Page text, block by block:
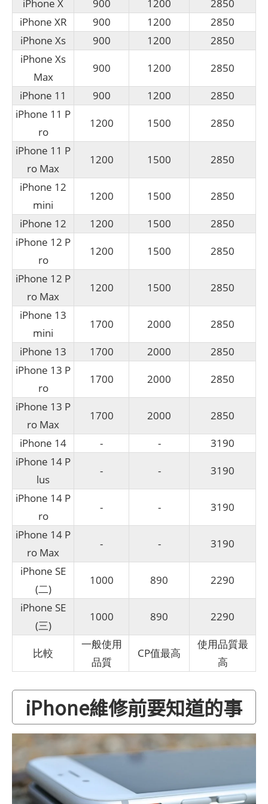
iPhone X
900 1200
2850
iPhone XR
900 1200
2850
iPhone Xs
900 1200
2850
iPhone Xs
Max
900 1200
2850
iPhone 11
900 1200
2850
iPhone 11 P
ro
1200 1500
2850
iPhone 11 P
ro Max
1200 1500
2850
iPhone 12
mini
1200 1500
2850
iPhone 12
1200 1500
2850
iPhone 12 P
ro
1200 1500
2850
iPhone 12 P
ro Max
1200 1500
2850
iPhone 13
mini
1700 2000
2850
iPhone 13
1700 2000
2850
iPhone 13 P
ro
1700 2000
2850
iPhone 13 P
ro Max
1700 2000
2850
iPhone 14
- -
3190
iPhone 14 P
lus
- -
3190
iPhone 14 P
ro
- -
3190
iPhone 14 P
ro Max
- -
3190
iPhone SE
(二)
1000 890
2290
iPhone SE
(三)
1000 890 2290
比較
一般使用
品質
CP值最高
使用品質最
高
iPhone維修前要知道的事